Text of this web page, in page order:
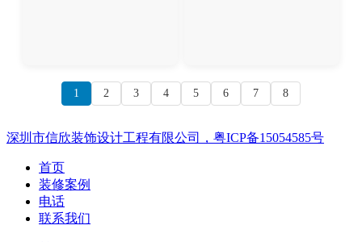
1 2 3 4 5 6 7 8
深圳市信欣装饰设计工程有限公司，粤ICP备15054585号
首页
装修案例
电话
联系我们